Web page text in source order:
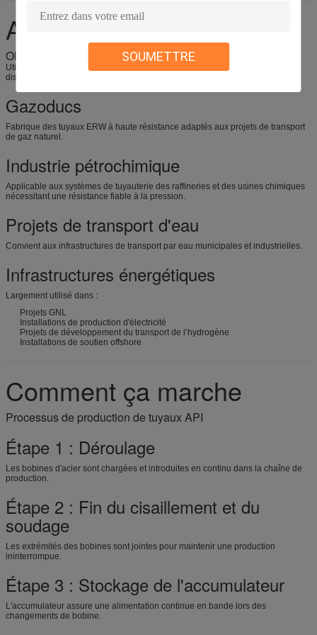
SOUMETTRE
Application
Oléoducs de transmission de pétrole
Utilisé pour le transport de pétrole brut sur des réseaux de pipelines longue
distance où l'intégrité des soudures est essentielle.
Gazoducs
Fabrique des tuyaux ERW à haute résistance adaptés aux projets de transport
de gaz naturel.
Industrie pétrochimique
Applicable aux systèmes de tuyauterie des raffineries et des usines chimiques
nécessitant une résistance fiable à la pression.
Projets de transport d'eau
Convient aux infrastructures de transport par eau municipales et industrielles.
Infrastructures énergétiques
Largement utilisé dans :
Projets GNL
Installations de production d'électricité
Projets de développement du transport de l’hydrogène
Installations de soutien offshore
Comment ça marche
Processus de production de tuyaux API
Étape 1 : Déroulage
Les bobines d'acier sont chargées et introduites en continu dans la chaîne de
production.
Étape 2 : Fin du cisaillement et du
soudage
Les extrémités des bobines sont jointes pour maintenir une production
ininterrompue.
Étape 3 : Stockage de l'accumulateur
L'accumulateur assure une alimentation continue en bande lors des
changements de bobine.